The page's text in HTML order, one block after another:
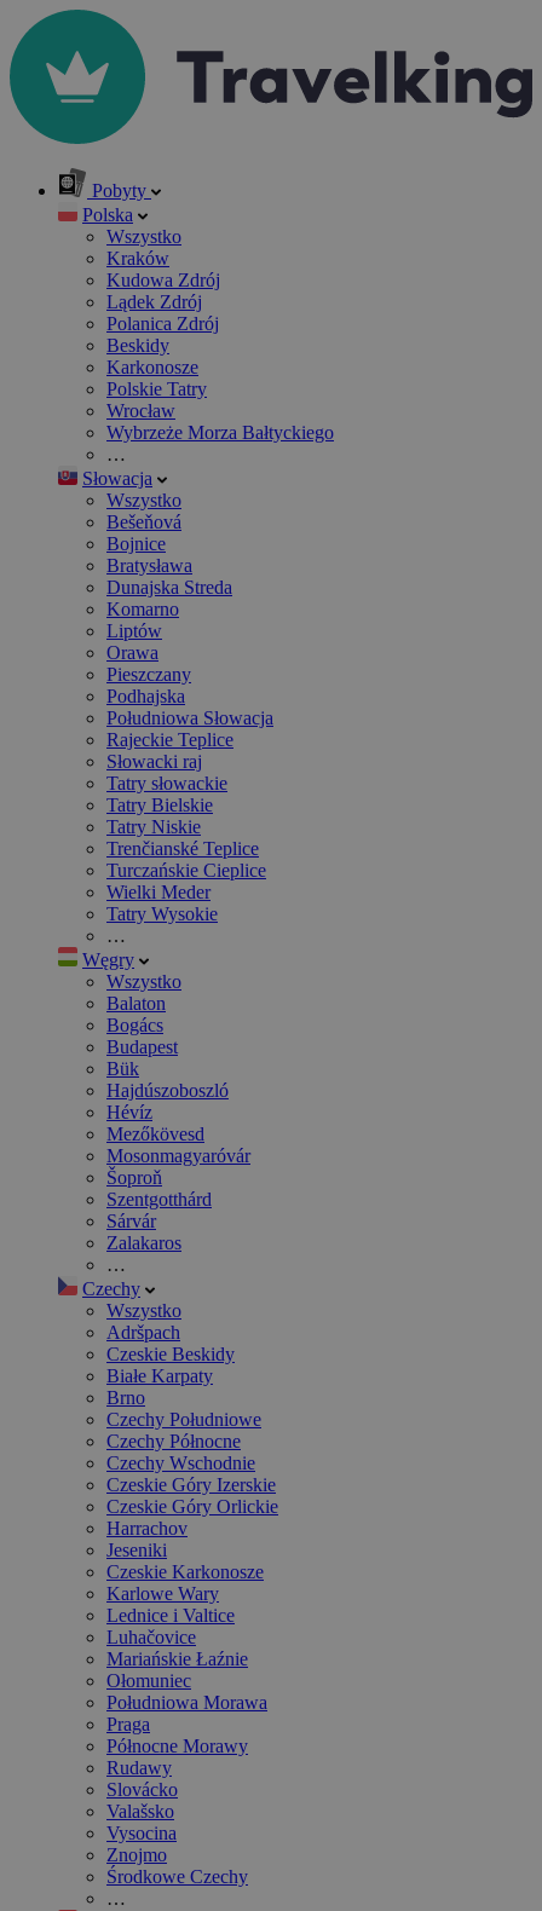
Pobyty
Polska
Wszystko
Kraków
Kudowa Zdrój
Lądek Zdrój
Polanica Zdrój
Beskidy
Karkonosze
Polskie Tatry
Wrocław
Wybrzeże Morza Bałtyckiego
…
Słowacja
Wszystko
Bešeňová
Bojnice
Bratysława
Dunajska Streda
Komarno
Liptów
Orawa
Pieszczany
Podhajska
Południowa Słowacja
Rajeckie Teplice
Słowacki raj
Tatry słowackie
Tatry Bielskie
Tatry Niskie
Trenčianské Teplice
Turczańskie Cieplice
Wielki Meder
Tatry Wysokie
…
Węgry
Wszystko
Balaton
Bogács
Budapest
Bük
Hajdúszoboszló
Hévíz
Mezőkövesd
Mosonmagyaróvár
Šoproň
Szentgotthárd
Sárvár
Zalakaros
…
Czechy
Wszystko
Adršpach
Czeskie Beskidy
Białe Karpaty
Brno
Czechy Południowe
Czechy Północne
Czechy Wschodnie
Czeskie Góry Izerskie
Czeskie Góry Orlickie
Harrachov
Jeseniki
Czeskie Karkonosze
Karlowe Wary
Lednice i Valtice
Luhačovice
Mariańskie Łaźnie
Ołomuniec
Południowa Morawa
Praga
Północne Morawy
Rudawy
Slovácko
Valašsko
Vysocina
Znojmo
Środkowe Czechy
…